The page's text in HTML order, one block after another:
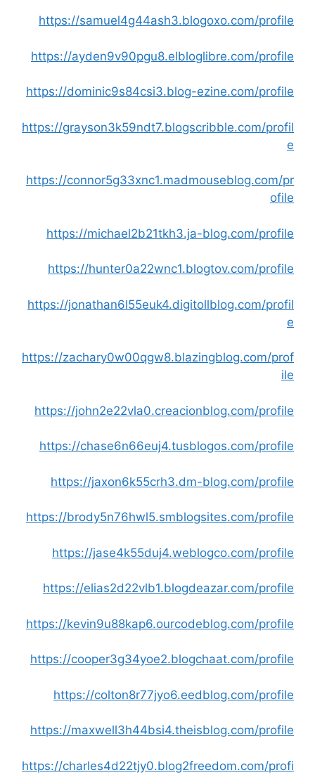
https://samuel4g44ash3.blogoxo.com/profile
https://ayden9v90pgu8.elbloglibre.com/profile
https://dominic9s84csi3.blog-ezine.com/profile
https://grayson3k59ndt7.blogscribble.com/profil
e
https://connor5g33xnc1.madmouseblog.com/pr
ofile
https://michael2b21tkh3.ja-blog.com/profile
https://hunter0a22wnc1.blogtov.com/profile
https://jonathan6l55euk4.digitollblog.com/profil
e
https://zachary0w00qgw8.blazingblog.com/prof
ile
https://john2e22vla0.creacionblog.com/profile
https://chase6n66euj4.tusblogos.com/profile
https://jaxon6k55crh3.dm-blog.com/profile
https://brody5n76hwl5.smblogsites.com/profile
https://jase4k55duj4.weblogco.com/profile
https://elias2d22vlb1.blogdeazar.com/profile
https://kevin9u88kap6.ourcodeblog.com/profile
https://cooper3g34yoe2.blogchaat.com/profile
https://colton8r77jyo6.eedblog.com/profile
https://maxwell3h44bsi4.theisblog.com/profile
https://charles4d22tjy0.blog2freedom.com/profi